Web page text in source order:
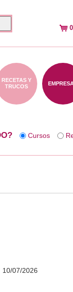
RECETAS Y
TRUCOS
Cursos
10/07/2026